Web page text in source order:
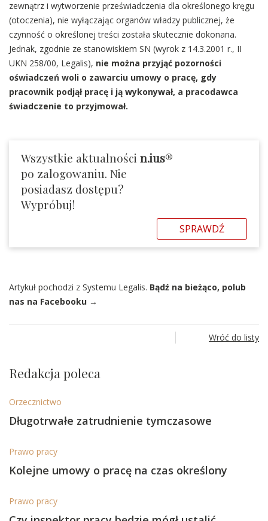
zewnątrz i wytworzenie przeświadczenia dla określonego kręgu
(otoczenia), nie wyłączając organów władzy publicznej, że
czynność o określonej treści została skutecznie dokonana.
Jednak, zgodnie ze stanowiskiem SN (wyrok z 14.3.2001 r., II
UKN 258/00, Legalis), nie można przyjąć pozorności
oświadczeń woli o zawarciu umowy o pracę, gdy
pracownik podjął pracę i ją wykonywał, a pracodawca
świadczenie to przyjmował.
Wszystkie aktualności n.ius®
po zalogowaniu. Nie
posiadasz dostępu?
Wypróbuj!
SPRAWDŹ
Artykuł pochodzi z Systemu Legalis. Bądź na bieżąco, polub
nas na Facebooku →
Wróć do listy
Redakcja poleca
Orzecznictwo
Długotrwałe zatrudnienie tymczasowe
Prawo pracy
Kolejne umowy o pracę na czas określony
Prawo pracy